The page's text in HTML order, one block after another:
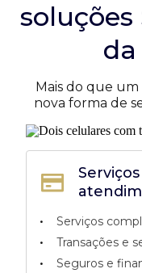
Mais do que um
nova forma de
•
Serviços
• Transações e
• Seguros e